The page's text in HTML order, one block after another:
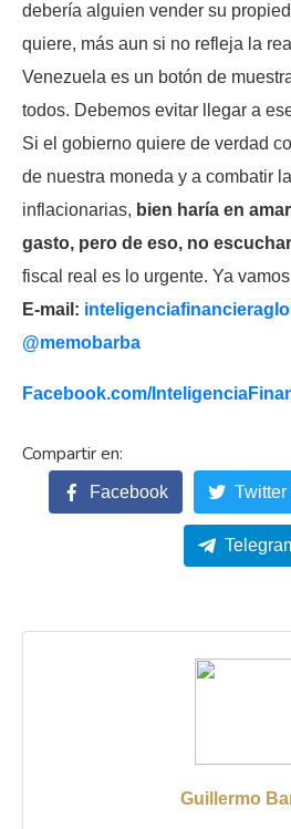
debería alguien vender su
quiere, más aun si no refleja la
Venezuela es un botón de
todos. Debemos evitar llegar a
Si el gobierno quiere de verdad
de nuestra moneda y a combatir
inflacionarias, bien haría en
gasto, pero de eso, no
fiscal real es lo urgente. Ya
E-mail:
@memobarba
Facebook.com/
Facebook Twitter
Guillermo